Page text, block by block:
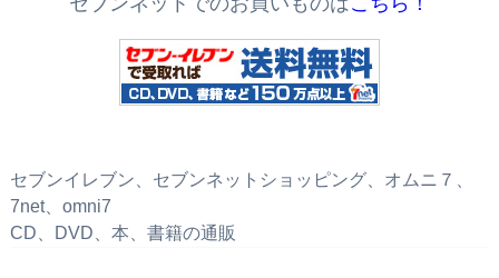
セブンイレブン、セブンネットショッピング、オムニ７、
7net、omni7
CD、DVD、本、書籍の通販